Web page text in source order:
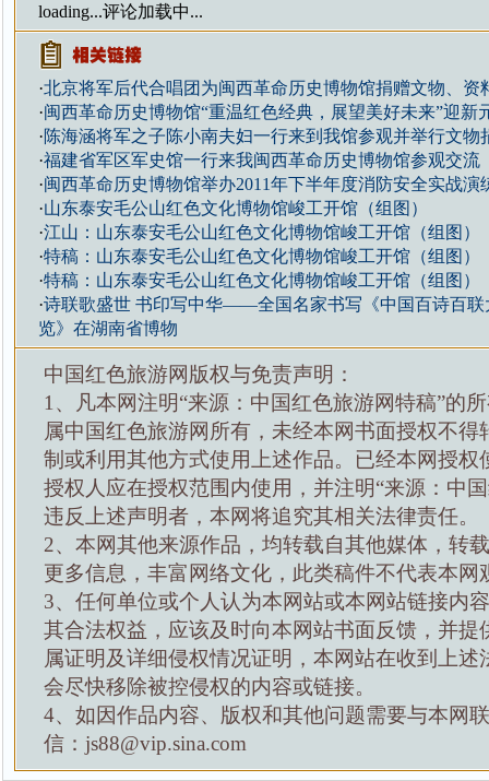
loading...评论加载中...
·北京将军后代合唱团为闽西革命历史博物馆捐赠文物、资
·闽西革命历史博物馆“重温红色经典，展望美好未来”迎新
·陈海涵将军之子陈小南夫妇一行来到我馆参观并举行文物
·福建省军区军史馆一行来我闽西革命历史博物馆参观交流
·闽西革命历史博物馆举办2011年下半年度消防安全实战演
·山东泰安毛公山红色文化博物馆峻工开馆（组图）
·江山：山东泰安毛公山红色文化博物馆峻工开馆（组图）
·特稿：山东泰安毛公山红色文化博物馆峻工开馆（组图）
·特稿：山东泰安毛公山红色文化博物馆峻工开馆（组图）
·诗联歌盛世 书印写中华——全国名家书写《中国百诗百联
览》在湖南省博物
中国红色旅游网版权与免责声明：
1、凡本网注明“来源：中国红色旅游网特稿”的
属中国红色旅游网所有，未经本网书面授权不得
制或利用其他方式使用上述作品。已经本网授权
授权人应在授权范围内使用，并注明“来源：中
违反上述声明者，本网将追究其相关法律责任。
2、本网其他来源作品，均转载自其他媒体，转
更多信息，丰富网络文化，此类稿件不代表本网
3、任何单位或个人认为本网站或本网站链接内
其合法权益，应该及时向本网站书面反馈，并提
属证明及详细侵权情况证明，本网站在收到上述
会尽快移除被控侵权的内容或链接。
4、如因作品内容、版权和其他问题需要与本网
信：js88@vip.sina.com